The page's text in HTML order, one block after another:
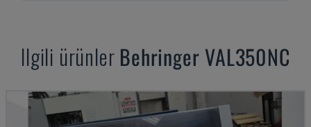
Ilgili ürünler Behringer VAL350NC